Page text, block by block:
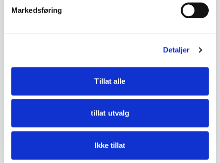
Markedsføring
Detaljer
Tillat alle
tillat utvalg
Ikke tillat
• Hardanger Cutlery
• 4 table knives
• Likely produced in the late 20th century or